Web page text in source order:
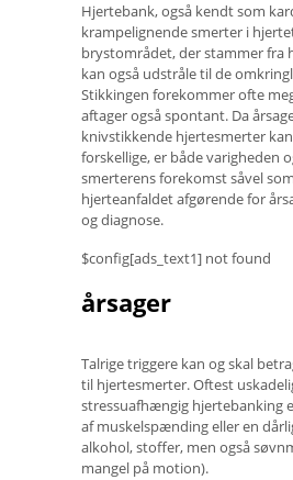
Hjertebank, også kendt som
krampelignende smerter i
brystområdet, der stammer fra
kan også udstråle til de
Stikkingen forekommer ofte
aftager også spontant. Da
knivstikkende hjertesmerter
forskellige, er både varigheden
smerterens forekomst såvel
hjerteanfaldet afgørende for
og diagnose.
$config[ads_text1] not found
årsager
Talrige triggere kan og skal
til hjertesmerter. Oftest
stressuafhængig hjertebanking
af muskelspænding eller en
alkohol, stoffer, men også
mangel på motion).